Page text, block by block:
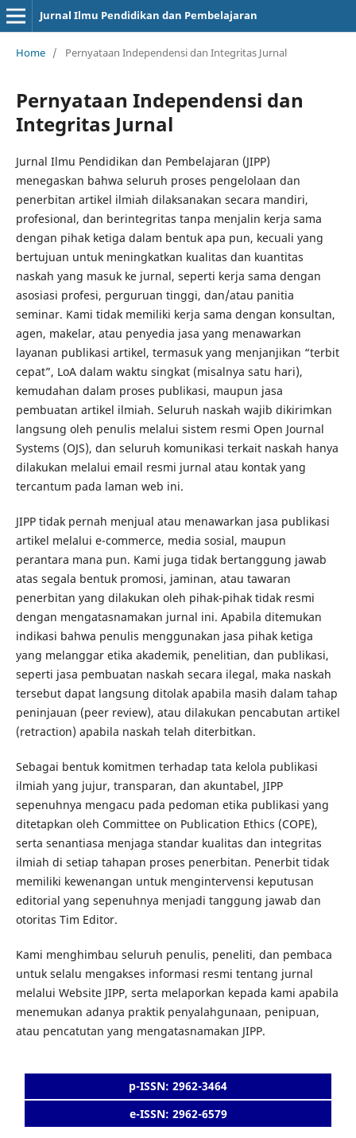
Jurnal Ilmu Pendidikan dan Pembelajaran
Home / Pernyataan Independensi dan Integritas Jurnal
Pernyataan Independensi dan
Integritas Jurnal
Jurnal Ilmu Pendidikan dan Pembelajaran (JIPP)
menegaskan bahwa seluruh proses pengelolaan dan
penerbitan artikel ilmiah dilaksanakan secara mandiri,
profesional, dan berintegritas tanpa menjalin kerja sama
dengan pihak ketiga dalam bentuk apa pun, kecuali yang
bertujuan untuk meningkatkan kualitas dan kuantitas
naskah yang masuk ke jurnal, seperti kerja sama dengan
asosiasi profesi, perguruan tinggi, dan/atau panitia
seminar. Kami tidak memiliki kerja sama dengan konsultan,
agen, makelar, atau penyedia jasa yang menawarkan
layanan publikasi artikel, termasuk yang menjanjikan “terbit
cepat”, LoA dalam waktu singkat (misalnya satu hari),
kemudahan dalam proses publikasi, maupun jasa
pembuatan artikel ilmiah. Seluruh naskah wajib dikirimkan
langsung oleh penulis melalui sistem resmi Open Journal
Systems (OJS), dan seluruh komunikasi terkait naskah hanya
dilakukan melalui email resmi jurnal atau kontak yang
tercantum pada laman web ini.
JIPP tidak pernah menjual atau menawarkan jasa publikasi
artikel melalui e-commerce, media sosial, maupun
perantara mana pun. Kami juga tidak bertanggung jawab
atas segala bentuk promosi, jaminan, atau tawaran
penerbitan yang dilakukan oleh pihak-pihak tidak resmi
dengan mengatasnamakan jurnal ini. Apabila ditemukan
indikasi bahwa penulis menggunakan jasa pihak ketiga
yang melanggar etika akademik, penelitian, dan publikasi,
seperti jasa pembuatan naskah secara ilegal, maka naskah
tersebut dapat langsung ditolak apabila masih dalam tahap
peninjauan (peer review), atau dilakukan pencabutan artikel
(retraction) apabila naskah telah diterbitkan.
Sebagai bentuk komitmen terhadap tata kelola publikasi
ilmiah yang jujur, transparan, dan akuntabel, JIPP
sepenuhnya mengacu pada pedoman etika publikasi yang
ditetapkan oleh Committee on Publication Ethics (COPE),
serta senantiasa menjaga standar kualitas dan integritas
ilmiah di setiap tahapan proses penerbitan. Penerbit tidak
memiliki kewenangan untuk mengintervensi keputusan
editorial yang sepenuhnya menjadi tanggung jawab dan
otoritas Tim Editor.
Kami menghimbau seluruh penulis, peneliti, dan pembaca
untuk selalu mengakses informasi resmi tentang jurnal
melalui Website JIPP, serta melaporkan kepada kami apabila
menemukan adanya praktik penyalahgunaan, penipuan,
atau pencatutan yang mengatasnamakan JIPP.
p-ISSN: 2962-3464
e-ISSN: 2962-6579